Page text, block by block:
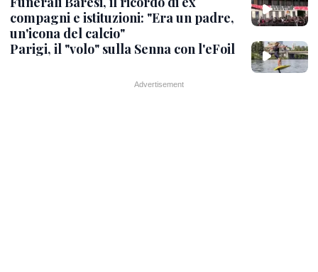
compagni e istituzioni: "Era un padre,
un'icona del calcio"
Parigi, il "volo" sulla Senna con l'eFoil